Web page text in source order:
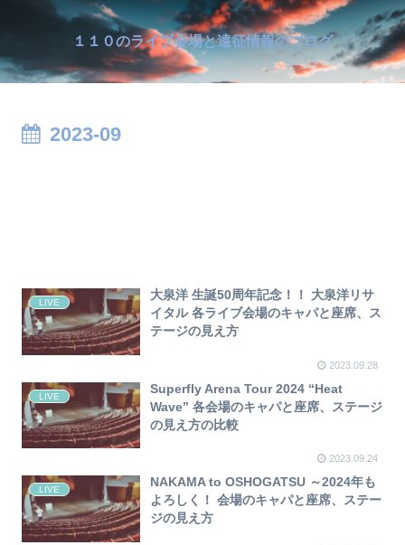
１１０のライブ会場と遠征情報のブログ
2023-09
LIVE
大泉洋 生誕50周年記念！！ 大泉洋リサ
イタル 各ライブ会場のキャパと座席、ス
テージの見え方
2023.09.28
LIVE
Superfly Arena Tour 2024 “Heat
Wave” 各会場のキャパと座席、ステージ
の見え方の比較
2023.09.24
LIVE
NAKAMA to OSHOGATSU ～2024年も
よろしく！ 会場のキャパと座席、ステー
ジの見え方